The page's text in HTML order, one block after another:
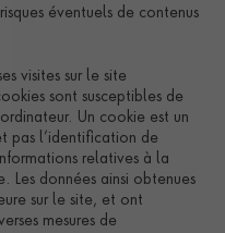
éventuels de contenus
visites sur le site
sont susceptibles de
Un cookie est un
pas l’identification de
relatives à la
Les données ainsi obtenues
sur le site, et ont
mesures de